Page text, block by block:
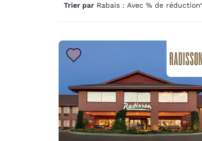
Trier par Rabais : Avec % de réduction